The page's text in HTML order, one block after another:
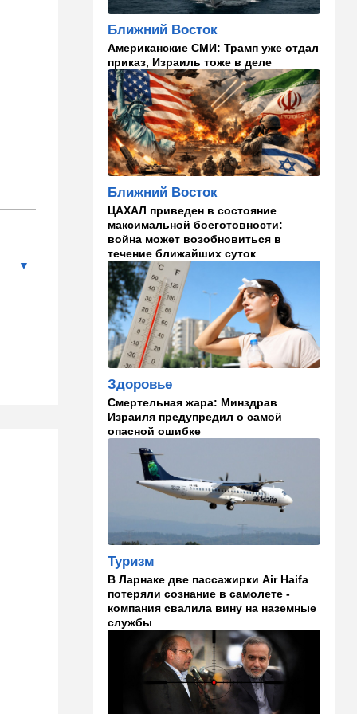
главаря ХАМАСа:
решение"
15:54 Ближний Восток
Расследование инцидента у
деревни Тель: ошибки
армии и героизм бойцов
15:36 В мире
Еще одно громкое
производитель "Упырей" - в
реанимации
15:10 Здоровье
Кишечник - второй мозг
человека и дирижер
иммунной системы
14:45 Ближний Восток
Даже Пезешкиан психанул:
загадка Моджтабы Хаменеи
становится все страннее
14:37 В мире
Теперь и Куба заговорила о
геноциде, но Израиль в
данном случае ни при чем
14:18 Мнения
Почему этот поступок
Альцгеймер начинается не
там, где думали: ученые
нашли возможный источник
болезни
В мире
Палестинская
администрация проиграла
очередную судебную битву
Ближний Восток
Американские СМИ: Трамп уже отдал
приказ, Израиль тоже в деле
Ближний Восток
ЦАХАЛ приведен в состояние
максимальной боеготовности:
война может возобновиться в
течение ближайших суток
Здоровье
Смертельная жара: Минздрав
Израиля предупредил о самой
опасной ошибке
Туризм
В Ларнаке две пассажирки Air Haifa
потеряли сознание в самолете -
компания свалила вину на наземные
службы